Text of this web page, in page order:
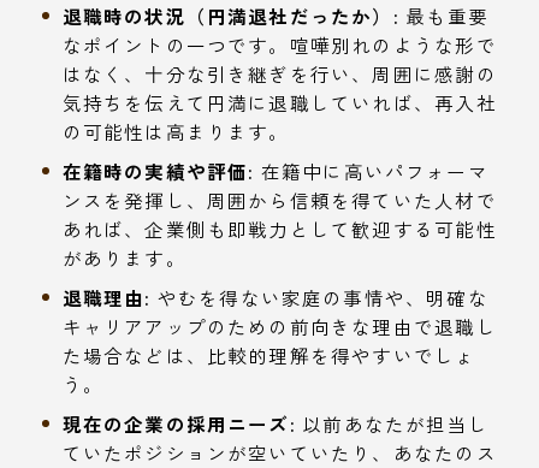
退職時の状況（円満退社だったか）: 最も重要
なポイントの一つです。喧嘩別れのような形で
はなく、十分な引き継ぎを行い、周囲に感謝の
気持ちを伝えて円満に退職していれば、再入社
の可能性は高まります。
在籍時の実績や評価: 在籍中に高いパフォーマ
ンスを発揮し、周囲から信頼を得ていた人材で
あれば、企業側も即戦力として歓迎する可能性
があります。
退職理由: やむを得ない家庭の事情や、明確な
キャリアアップのための前向きな理由で退職し
た場合などは、比較的理解を得やすいでしょ
う。
現在の企業の採用ニーズ: 以前あなたが担当し
ていたポジションが空いていたり、あなたのス